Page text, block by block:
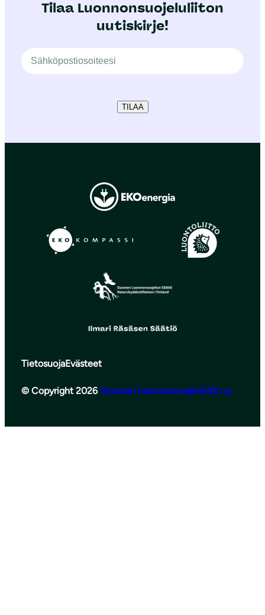
Tilaa Luonnonsuojeluliiton
uutiskirje!
TILAA
TietosuojaEvästeet
© Copyright 2026 Suomen luonnonsuojeluliitto ry